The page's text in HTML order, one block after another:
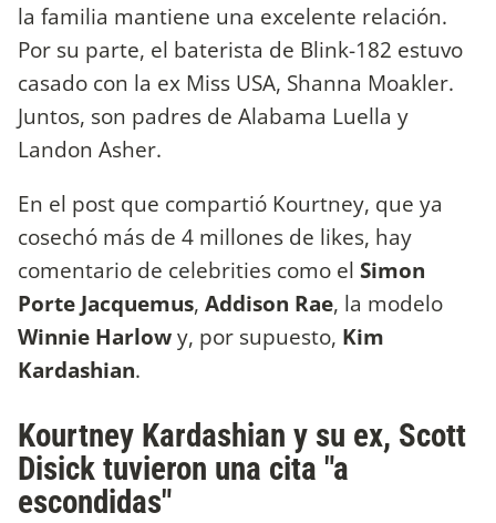
la familia mantiene una excelente relación.
Por su parte, el baterista de Blink-182 estuvo
casado con la ex Miss USA, Shanna Moakler.
Juntos, son padres de Alabama Luella y
Landon Asher.
En el post que compartió Kourtney, que ya
cosechó más de 4 millones de likes, hay
comentario de celebrities como el Simon
Porte Jacquemus, Addison Rae, la modelo
Winnie Harlowy, por supuesto, Kim
Kardashian.
Kourtney Kardashian y su ex, Scott
Disick tuvieron una cita "a
escondidas"